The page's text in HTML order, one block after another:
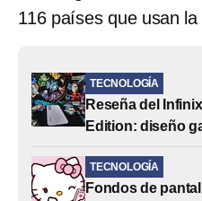
116 países que usan la
TECNOLOGÍA
Reseña del
Edition: diseño
TECNOLOGÍA
Fondos de